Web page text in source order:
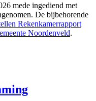
mede ingediend met
De bijbehorende
Rekenkamerrapport
Noordenveld.